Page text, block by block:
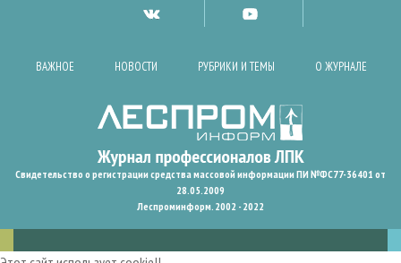
ВАЖНОЕ НОВОСТИ РУБРИКИ И ТЕМЫ О ЖУРНАЛЕ
Свидетельство о регистрации средства массовой информации ПИ №ФС77-36401 от
28.05.2009
Леспроминформ. 2002 - 2022